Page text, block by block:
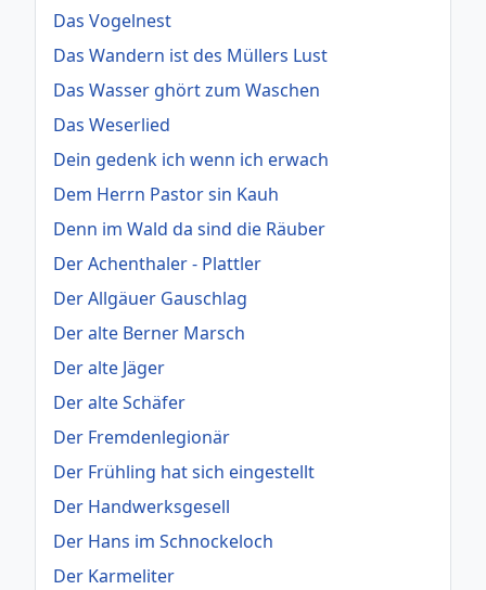
Das Vogelnest
Das Wandern ist des Müllers Lust
Das Wasser ghört zum Waschen
Das Weserlied
Dein gedenk ich wenn ich erwach
Dem Herrn Pastor sin Kauh
Denn im Wald da sind die Räuber
Der Achenthaler - Plattler
Der Allgäuer Gauschlag
Der alte Berner Marsch
Der alte Jäger
Der alte Schäfer
Der Fremdenlegionär
Der Frühling hat sich eingestellt
Der Handwerksgesell
Der Hans im Schnockeloch
Der Karmeliter